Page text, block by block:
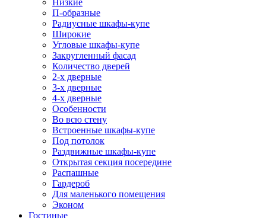
Низкие
П-образные
Радиусные шкафы-купе
Широкие
Угловые шкафы-купе
Закругленный фасад
Количество дверей
2-х дверные
3-х дверные
4-х дверные
Особенности
Во всю стену
Встроенные шкафы-купе
Под потолок
Раздвижные шкафы-купе
Открытая секция посередине
Распашные
Гардероб
Для маленького помещения
Эконом
Гостиные